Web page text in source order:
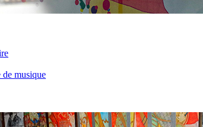
musique